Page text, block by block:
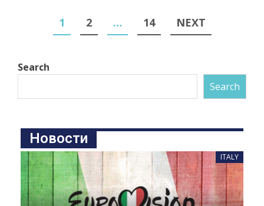
1 2 … 14 NEXT
Search
Search
Новости
ITALY